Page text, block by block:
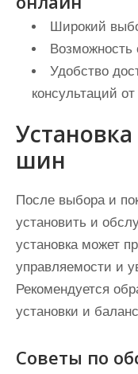
Широкий
Возможность
Удобство
консультаций
шин
После выбора и
установить и
установка может
управляемости и
Рекомендуется
установки и
Советы по